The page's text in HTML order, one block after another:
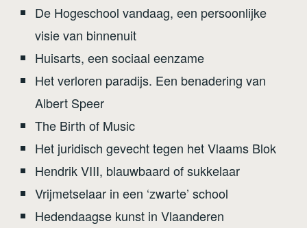
De Hogeschool vandaag, een persoonlijke
visie van binnenuit
Huisarts, een sociaal eenzame
Het verloren paradijs. Een benadering van
Albert Speer
The Birth of Music
Het juridisch gevecht tegen het Vlaams Blok
Hendrik VIII, blauwbaard of sukkelaar
Vrijmetselaar in een ‘zwarte’ school
Hedendaagse kunst in Vlaanderen